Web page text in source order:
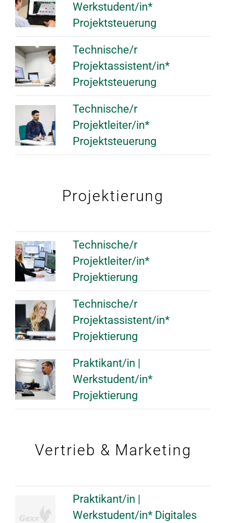
Werkstudent/in*
Projektsteuerung
Technische/r
Projektassistent/in*
Projektsteuerung
Technische/r
Projektleiter/in*
Projektsteuerung
Projektierung
Technische/r
Projektleiter/in*
Projektierung
Technische/r
Projektassistent/in*
Projektierung
Praktikant/in |
Werkstudent/in*
Projektierung
Vertrieb & Marketing
Praktikant/in |
Werkstudent/in* Digitales